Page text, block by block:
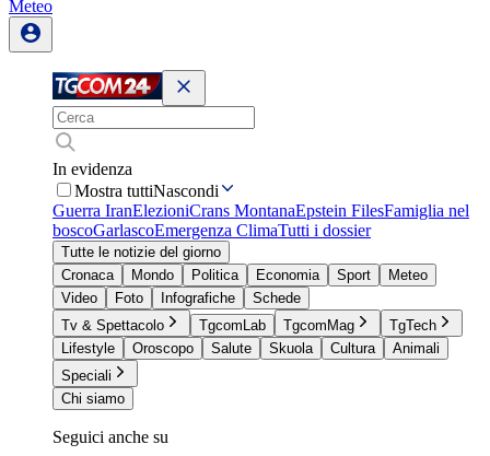
Meteo
In evidenza
Mostra tuttiNascondi
Guerra IranElezioniCrans MontanaEpstein FilesFamiglia nel
boscoGarlascoEmergenza ClimaTutti i dossier
Tutte le notizie del giorno
Cronaca
Mondo Politica Economia Sport
Meteo
Video
Foto Infografiche
Schede
Tv & Spettacolo
TgcomLab TgcomMag
TgTech
Lifestyle
Oroscopo Salute Skuola Cultura
Animali
Speciali
Chi siamo
Seguici anche su